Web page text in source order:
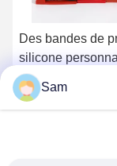
Des bandes de
silicone
des formes
flexibles et
des applications
Obtenez le
Sam